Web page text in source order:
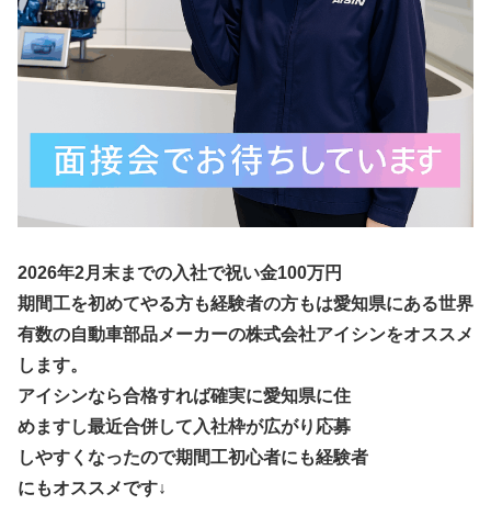
2026年2月末までの入社で祝い金100万円
期間工を初めてやる方も経験者の方もは愛知県にある世界
有数の自動車部品メーカーの株式会社アイシンをオススメ
します。
アイシンなら合格すれば確実に愛知県に住
めますし最近合併して入社枠が広がり応募
しやすくなったので期間工初心者にも経験者
にもオススメです↓